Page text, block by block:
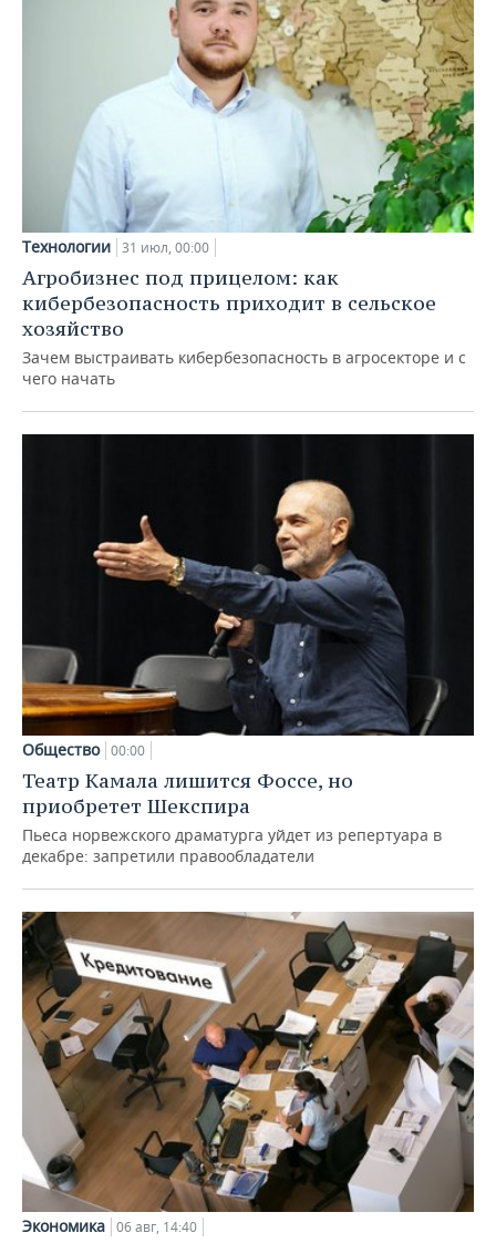
Технологии 31 июл, 00:00
Агробизнес под прицелом: как
кибербезопасность приходит в сельское
хозяйство
Зачем выстраивать кибербезопасность в агросекторе и с
чего начать
Общество 00:00
Театр Камала лишится Фоссе, но
приобретет Шекспира
Пьеса норвежского драматурга уйдет из репертуара в
декабре: запретили правообладатели
Экономика 06 авг, 14:40